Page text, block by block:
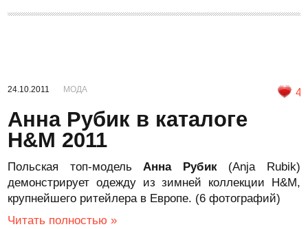
24.10.2011 МОДА 4
Анна Рубик в каталоге
H&M 2011
Польская топ-модельАнна Рубик (Anja Rubik)
демонстрирует одежду из зимней коллекции H&M,
крупнейшего ритейлера в Европе. (6 фотографий)
Читать полностью »